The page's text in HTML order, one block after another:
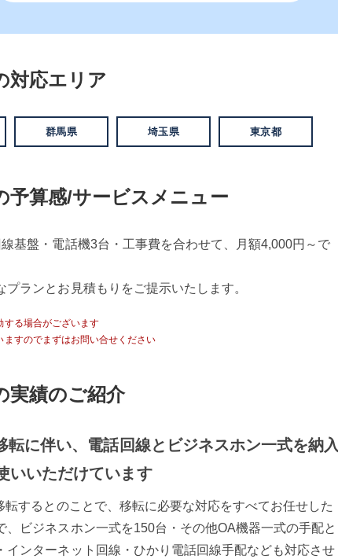
対応エリア
群馬県 埼玉県 東京都
予算感/サービスメニュー
基盤・電話機3台・工事費を合わせて、月額4,000円～で
ランとお見積もりをご提示いたします。
る場合がございます
すのでまずはお問い合せください
実績のご紹介
転に伴い、電話回線とビジネスホン一式を納入
いいただけています
するとのことで、移転に必要な対応をすべてお任せした
、ビジネスホン一式を150台・その他OA機器一式の手配と
インターネット回線・ひかり電話回線手配なども対応させ